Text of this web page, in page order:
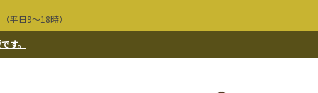
平日9〜18時）
す。